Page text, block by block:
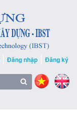
Đăng nhập Đăng ký